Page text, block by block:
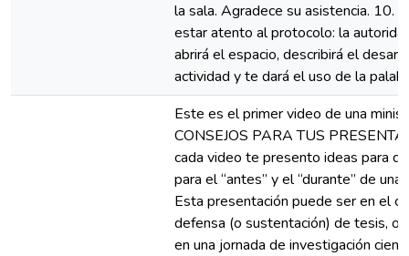
la sala. Agradece su asistencia. 10.
estar atento al protocolo: la
abrirá el espacio, describirá el
actividad y te dará el uso de la
Este es el primer video de una
CONSEJOS PARA TUS
cada video te presento ideas para
para el “antes” y el “durante” de
Esta presentación puede ser en el
defensa (o sustentación) de tesis, o
en una jornada de investigación